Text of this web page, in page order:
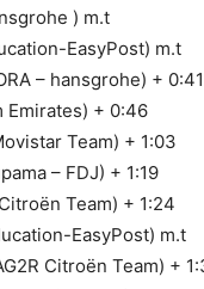
) m.t
EasyPost) m.t
– hansgrohe) + 0:41
Emirates) + 0:46
Team) + 1:03
– FDJ) + 1:19
Team) + 1:24
EasyPost) m.t
Citroën Team) +